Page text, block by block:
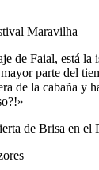
de Faial, está la
parte del
de la cabaña y